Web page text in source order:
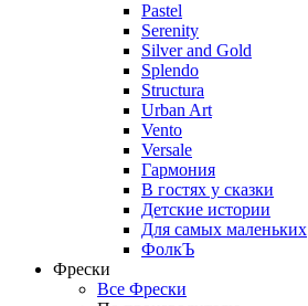
Pastel
Serenity
Silver and Gold
Splendo
Structura
Urban Art
Vento
Versale
Гармония
В гостях у сказки
Детские истории
Для самых маленьких
ФолкЪ
Фрески
Все Фрески